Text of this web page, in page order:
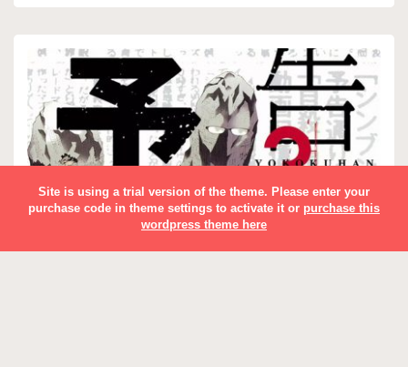
Site is using a trial version of the theme. Please enter your
purchase code in theme settings to activate it or purchase this
wordpress theme here